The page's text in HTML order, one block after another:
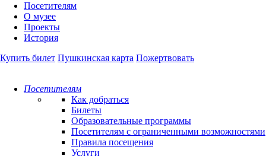
Посетителям
О музее
Проекты
История
Купить билет Пушкинская карта Пожертвовать
Посетителям
Как добраться
Билеты
Образовательные программы
Посетителям с ограниченными возможностями
Правила посещения
Услуги